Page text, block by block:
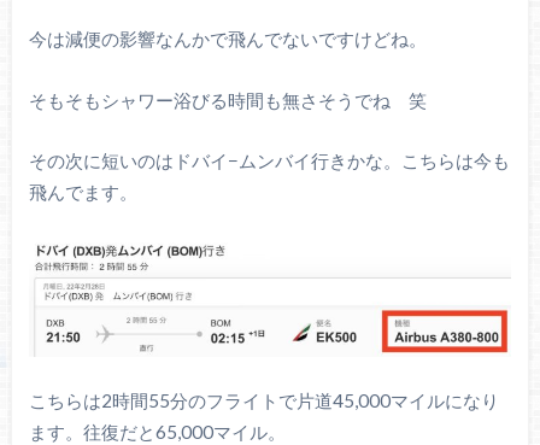
今は減便の影響なんかで飛んでないですけどね。
そもそもシャワー浴びる時間も無さそうでね 笑
その次に短いのはドバイ−ムンバイ行きかな。こちらは今も
飛んでます。
こちらは2時間55分のフライトで片道45,000マイルになり
ます。往復だと65,000マイル。